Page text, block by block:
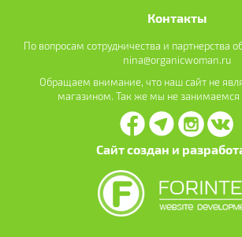
Контакты
По вопросам сотрудничества и партнерства
nina@organicwoman.ru
Обращаем внимание, что наш сайт не
магазином. Так же мы не занимаемся
Сайт создан и